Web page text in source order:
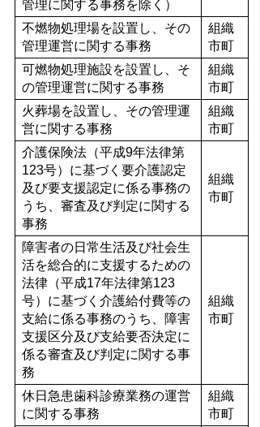
管理に関する事務を除く）
不燃物処理場を設置し、その
管理運営に関する事務
組織
市町
可燃物処理施設を設置し、そ
の管理運営に関する事務
組織
市町
火葬場を設置し、その管理運
営に関する事務
組織
市町
介護保険法（平成9年法律第
123号）に基づく要介護認定
及び要支援認定に係る事務の
うち、審査及び判定に関する
事務
組織
市町
障害者の日常生活及び社会生
活を総合的に支援するための
法律（平成17年法律第123
号）に基づく介護給付費等の
支給に係る事務のうち、障害
支援区分及び支給要否決定に
係る審査及び判定に関する事
務
組織
市町
休日急患歯科診療業務の運営
に関する事務
組織
市町